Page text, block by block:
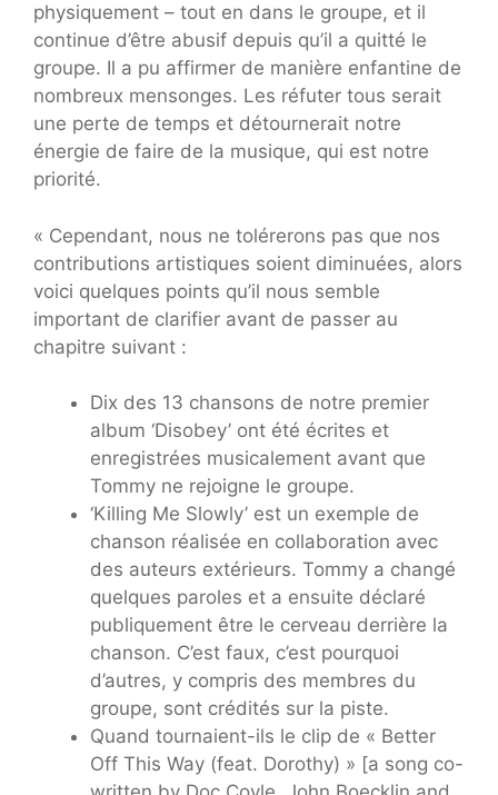
physiquement – tout en dans le groupe, et il
continue d’être abusif depuis qu’il a quitté le
groupe. Il a pu affirmer de manière enfantine de
nombreux mensonges. Les réfuter tous serait
une perte de temps et détournerait notre
énergie de faire de la musique, qui est notre
priorité.
« Cependant, nous ne tolérerons pas que nos
contributions artistiques soient diminuées, alors
voici quelques points qu’il nous semble
important de clarifier avant de passer au
chapitre suivant :
Dix des 13 chansons de notre premier
album ‘Disobey’ ont été écrites et
enregistrées musicalement avant que
Tommy ne rejoigne le groupe.
‘Killing Me Slowly’ est un exemple de
chanson réalisée en collaboration avec
des auteurs extérieurs. Tommy a changé
quelques paroles et a ensuite déclaré
publiquement être le cerveau derrière la
chanson. C’est faux, c’est pourquoi
d’autres, y compris des membres du
groupe, sont crédités sur la piste.
Quand tournaient-ils le clip de « Better
Off This Way (feat. Dorothy) » [a song co-